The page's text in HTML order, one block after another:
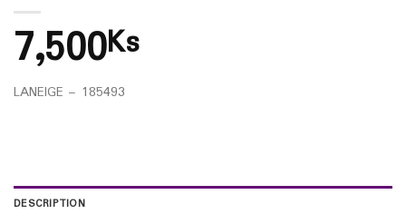
7,500Ks
LANEIGE – 185493
DESCRIPTION